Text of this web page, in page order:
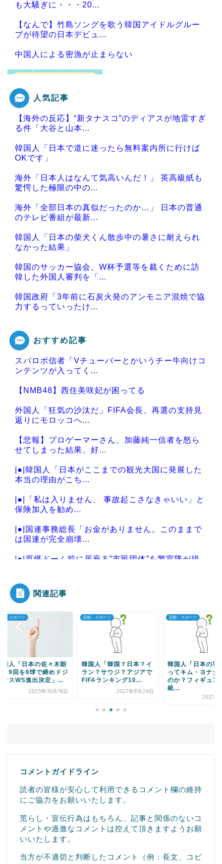
も大騒ぎに・・・20...
【なんで】竹島ソングを歌う韓国アイドルグルー
プが待望の日本デビュ...
中国人による密漁が止まらない
Powered by livedoor 相互RSS
人気記事
【海外の反応】“新タナスコ”のディアスが地雷すぎ
る件「大谷と山本...
韓国人「日本で道に迷ったら無料案内所に行けば
OKです」
海外「日本人はなんて気高いんだ！」 英高級紙も
驚愕した極限の中の...
海外「全部日本の真似だったのか…」 日本の普通
のテレビ番組が最新...
韓国人「日本の柴犬くん散歩中の暑さに耐えられ
なかった結果」
韓国のサッカー協会、W杯予選等を裁くために訪
韓した外国人審判を「...
韓国政府「3年前に石炭火発のアンモニア混焼で協
力するっていったけ...
Powered by livedoor 相互RSS
おすすめ記事
スパロボ信者「Vチューバーとかいうチー牛向けコ
ンテンツが入ってく...
【NMB48】西住美咲妃が困ってる
外国人「狂気の沙汰だ」FIFA会長、再選の支持見
返りにモロッコへ...
【悲報】プロゲーマーさん、加藤純一信者を怒ら
せてしまった結果、好...
|●|韓国人「日本がここまでの観光大国に発展した
本当の理由がこち...
|●|「私は入りません、 事故起こさなきゃいい」と
保険加入を勧め...
|●|国連事務総長「お金がありません。このままで
は国連が完全崩壊...
|●|原爆ドーム前に居座る”市民団体”を警官隊が排
Powered by livedoor 相互RSS
関連記事
スポーツ
人「日本の佐々木朗
9回を9球で締めドジ
スWS進出決定」...
2025年10月18日
芸能・スポーツ
韓国人「韓国？日本？イ
ラン？サウジ？アジアで
FIFAランキング10...
2021年8月24日
芸能・スポーツ
韓国人「日本の羽生
ってキム・ヨナクラ
のか？フィギュアは
統...
2021年6
コメントガイドライン
読者の皆様が安心して利用できるコメント欄の維持
にご協力をお願いいたします。
荒らし・宣伝行為はもちろん、記事と関係のないコ
メントや過激なコメントは控えて頂きますようお願
いいたします。
当方が不適切と判断したコメント（例：長文、コピ